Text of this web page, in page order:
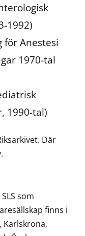
1992)
för Anestesi
1970-tal
1990-tal)
Där
som
finns i
Karlskrona,